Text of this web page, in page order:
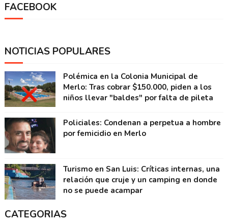
FACEBOOK
NOTICIAS POPULARES
Polémica en la Colonia Municipal de
Merlo: Tras cobrar $150.000, piden a los
niños llevar "baldes" por falta de pileta
Policiales: Condenan a perpetua a hombre
por femicidio en Merlo
Turismo en San Luis: Críticas internas, una
relación que cruje y un camping en donde
no se puede acampar
CATEGORIAS